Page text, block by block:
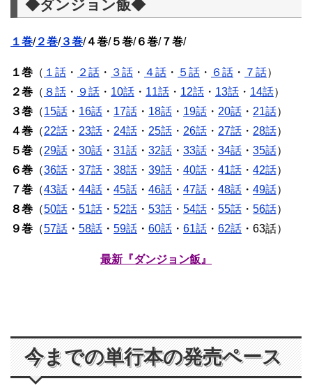
◆ダンジョン飯◆
１巻/２巻/３巻/４巻/５巻/６巻/７巻/
１巻 （ １話 ・ ２話 ・ ３話 ・ ４話 ・ ５話 ・ ６話 ・ ７話）
２巻 （ ８話 ・ ９話 ・ 10話 ・ 11話 ・ 12話 ・ 13話 ・ 14話）
３巻 （15話 ・ 16話 ・ 17話 ・ 18話 ・ 19話 ・ 20話 ・ 21話）
４巻 （22話 ・ 23話 ・ 24話 ・ 25話 ・ 26話 ・ 27話 ・ 28話）
５巻 （29話 ・ 30話 ・ 31話 ・ 32話 ・ 33話 ・ 34話 ・ 35話）
６巻 （36話 ・ 37話 ・ 38話 ・ 39話 ・ 40話 ・ 41話 ・ 42話）
７巻 （43話 ・ 44話 ・ 45話 ・ 46話 ・ 47話 ・ 48話 ・ 49話）
８巻 （50話 ・ 51話 ・ 52話 ・ 53話 ・ 54話 ・ 55話 ・ 56話）
９巻 （57話 ・ 58話 ・ 59話 ・ 60話 ・ 61話 ・ 62話 ・63話）
最新『ダンジョン飯』
今までの単行本の発売ペース